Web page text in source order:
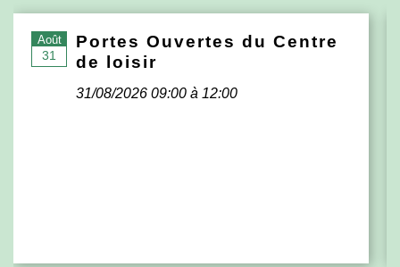
Août
31
Portes Ouvertes du Centre
de loisir
31/08/2026 09:00 à 12:00